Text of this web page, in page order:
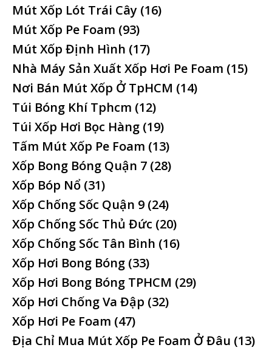
Mút Xốp Lót Trái Cây (16)
Mút Xốp Pe Foam (93)
Mút Xốp Định Hình (17)
Nhà Máy Sản Xuất Xốp Hơi Pe Foam (15)
Nơi Bán Mút Xốp Ở TpHCM (14)
Túi Bóng Khí Tphcm (12)
Túi Xốp Hơi Bọc Hàng (19)
Tấm Mút Xốp Pe Foam (13)
Xốp Bong Bóng Quận 7 (28)
Xốp Bóp Nổ (31)
Xốp Chống Sốc Quận 9 (24)
Xốp Chống Sốc Thủ Đức (20)
Xốp Chống Sốc Tân Bình (16)
Xốp Hơi Bong Bóng (33)
Xốp Hơi Bong Bóng TPHCM (29)
Xốp Hơi Chống Va Đập (32)
Xốp Hơi Pe Foam (47)
Địa Chỉ Mua Mút Xốp Pe Foam Ở Đâu (13)